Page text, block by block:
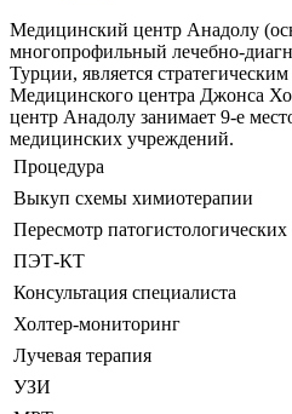
Медицинский центр Анадолу
многопрофильный лечебно-
Турции, является
Медицинского центра Джонса
центр Анадолу занимает 9-е
медицинских учреждений.
Процедура
Выкуп схемы химиотерапии
Пересмотр
ПЭТ-КТ
Консультация специалиста
Холтер-мониторинг
Лучевая терапия
УЗИ